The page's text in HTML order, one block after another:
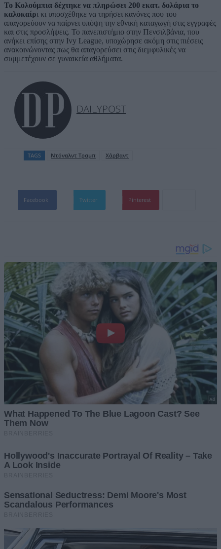
Το Κολούμπια δέχτηκε να πληρώσει 200 εκατ. δολάρια το
καλοκαίρι κι υποσχέθηκε να τηρήσει κανόνες που του
απαγορεύουν να παίρνει υπόψη την εθνική καταγωγή στις εγγραφές
και στις προσλήψεις. Το πανεπιστήμιο στην Πενσιλβάνια, που
ανήκει επίσης στην Ivy League, υποχώρησε ακόμη στις πιέσεις
ανακοινώνοντας πως θα απαγορεύσει στις διεμφυλικές να
συμμετέχουν σε γυναικεία αθλήματα.
DAILYPOST
TAGS Ντόναλντ Τραμπ Χάρβαντ
Facebook Twitter Pinterest